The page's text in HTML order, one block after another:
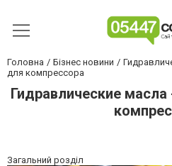
Головна Бізнес новини
для компрессора
Гидравлические
Загальний розділ